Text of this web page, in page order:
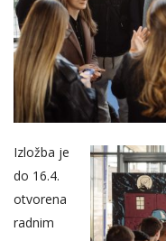
Izložba je
do 16.4.
otvorena
radnim